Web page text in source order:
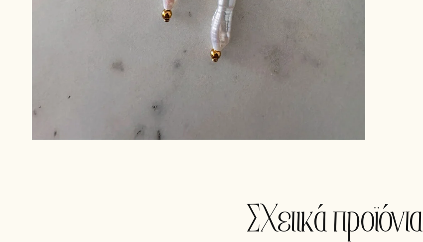
Σχετικά προϊόντα